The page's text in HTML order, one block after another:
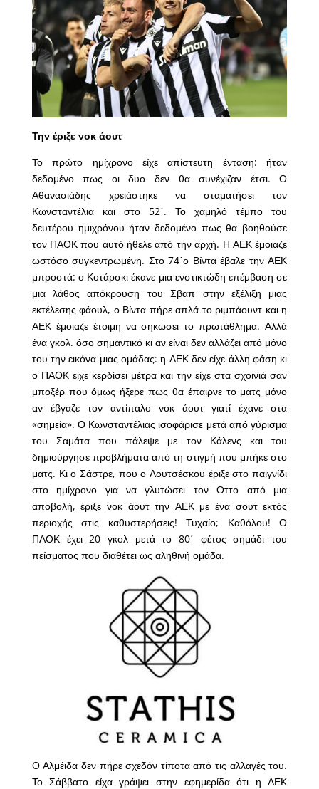
Την έριξε νοκ άουτ
Το πρώτο ημίχρονο είχε απίστευτη ένταση: ήταν
δεδομένο πως οι δυο δεν θα συνέχιζαν έτσι. Ο
Αθανασιάδης χρειάστηκε να σταματήσει τον
Κωνσταντέλια και στο 52΄. Το χαμηλό τέμπο του
δευτέρου ημιχρόνου ήταν δεδομένο πως θα βοηθούσε
τον ΠΑΟΚ που αυτό ήθελε από την αρχή. Η ΑΕΚ έμοιαζε
ωστόσο συγκεντρωμένη. Στο 74΄ο Βίντα έβαλε την ΑΕΚ
μπροστά: ο Κοτάρσκι έκανε μια ενστικτώδη επέμβαση σε
μια λάθος απόκρουση του Σβαπ στην εξέλιξη μιας
εκτέλεσης φάουλ, ο Βίντα πήρε απλά το ριμπάουντ και η
ΑΕΚ έμοιαζε έτοιμη να σηκώσει το πρωτάθλημα. Αλλά
ένα γκολ. όσο σημαντικό κι αν είναι δεν αλλάζει από μόνο
του την εικόνα μιας ομάδας: η ΑΕΚ δεν είχε άλλη φάση κι
ο ΠΑΟΚ είχε κερδίσει μέτρα και την είχε στα σχοινιά σαν
μποξέρ που όμως ήξερε πως θα έπαιρνε το ματς μόνο
αν έβγαζε τον αντίπαλο νοκ άουτ γιατί έχανε στα
«σημεία». Ο Κωνσταντέλιας ισοφάρισε μετά από γύρισμα
του Σαμάτα που πάλεψε με τον Κάλενς και του
δημιούργησε προβλήματα από τη στιγμή που μπήκε στο
ματς. Κι ο Σάστρε, που ο Λουτσέσκου έριξε στο παιγνίδι
στο ημίχρονο για να γλυτώσει τον Οττο από μια
αποβολή, έριξε νοκ άουτ την ΑΕΚ με ένα σουτ εκτός
περιοχής στις καθυστερήσεις! Τυχαίο; Καθόλου! Ο
ΠΑΟΚ έχει 20 γκολ μετά το 80΄ φέτος σημάδι του
πείσματος που διαθέτει ως αληθινή ομάδα.
Ο Αλμέιδα δεν πήρε σχεδόν τίποτα από τις αλλαγές του.
Το Σάββατο είχα γράψει στην εφημερίδα ότι η ΑΕΚ